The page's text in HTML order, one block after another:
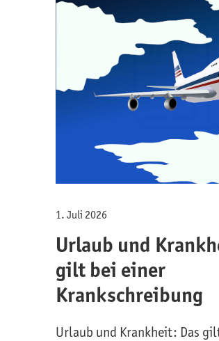
1. Juli 2026
Urlaub und
gilt bei einer
Krankschreibung
Urlaub und Krankheit: Das